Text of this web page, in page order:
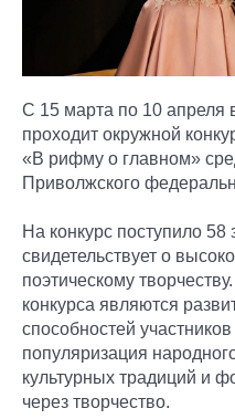
С 15 марта по 10
проходит окружной
«В рифму о главном»
Приволжского
На конкурс поступило 58
свидетельствует о
поэтическому
конкурса являются
способностей
популяризация
культурных традиций и
через творчество.